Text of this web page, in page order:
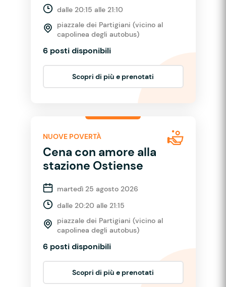
dalle 20:15 alle 21:10
piazzale dei Partigiani (vicino al
capolinea degli autobus)
6 posti disponibili
Scopri di più e prenotati
NUOVE POVERTÀ
Cena con amore alla
stazione Ostiense
martedì 25 agosto 2026
dalle 20:20 alle 21:15
piazzale dei Partigiani (vicino al
capolinea degli autobus)
6 posti disponibili
Scopri di più e prenotati